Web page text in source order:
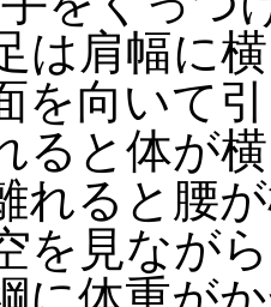
は肩幅に
を向いて
ると体が
れると腰
を見なが